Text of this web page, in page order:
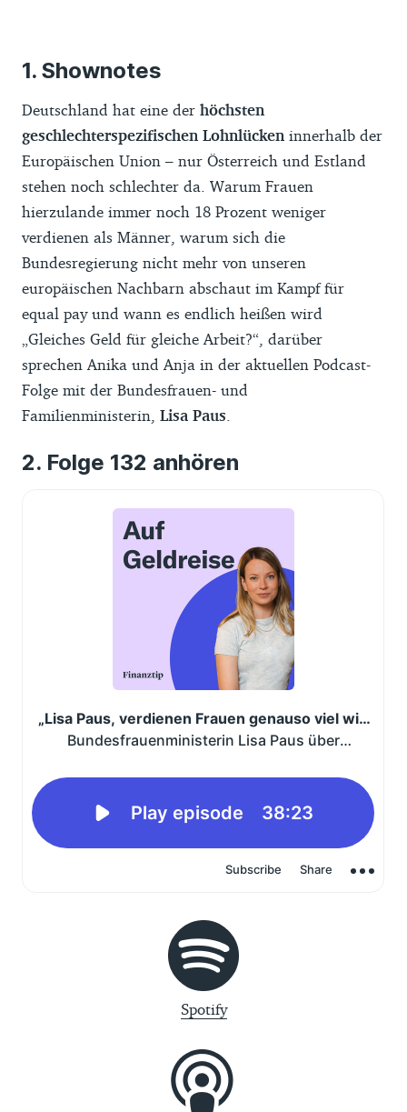
Shownotes
Deutschland hat eine der höchsten
geschlechterspezifischen Lohnlücken innerhalb der
Europäischen Union – nur Österreich und Estland
stehen noch schlechter da. Warum Frauen
hierzulande immer noch 18 Prozent weniger
verdienen als Männer, warum sich die
Bundesregierung nicht mehr von unseren
europäischen Nachbarn abschaut im Kampf für
equal pay und wann es endlich heißen wird
„Gleiches Geld für gleiche Arbeit?“, darüber
sprechen Anika und Anja in der aktuellen Podcast-
Folge mit der Bundesfrauen- und
Familienministerin, Lisa Paus
Folge 132 anhören
Spotify